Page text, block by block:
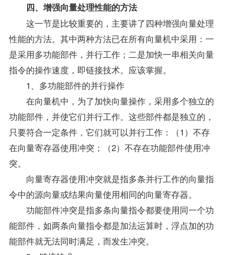
四、增强向量处理性能的方法
这一节是比较重要的，主要讲了四种增强向量处理
性能的方法。其中两种方法已在所有向量机中采用：一
是采用多功能部件，并行工作；二是加快一串相关向量
指令的操作速度，即链接技术。应该掌握。
1、多功能部件的并行操作
在向量机中，为了加快向量操作，采用多个独立的
功能部件，并使它们并行工作。这些部件都是独立的，
只要符合一定条件，它们就可以并行工作：（1）不存
在向量寄存器使用冲突；（2）不存在功能部件使用冲
突。
向量寄存器使用冲突就是指多条并行工作的向量指
令中的源向量或结果向量使用相同的向量寄存器。
功能部件冲突是指多条向量指令都要使用同一个功
能部件，如两条向量指令都是加法运算时，浮点加的功
能部件就无法同时满足，而发生冲突。